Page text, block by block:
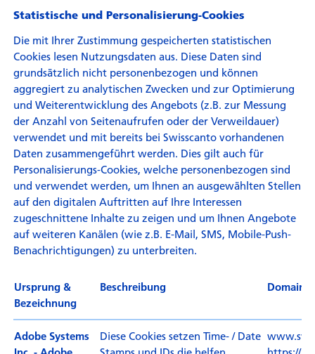
Statistische und Personalisierung-Cookies
Die mit Ihrer Zustimmung gespeicherten statistischen
Cookies lesen Nutzungsdaten aus. Diese Daten sind
grundsätzlich nicht personenbezogen und können
aggregiert zu analytischen Zwecken und zur Optimierung
und Weiterentwicklung des Angebots (z.B. zur Messung
der Anzahl von Seitenaufrufen oder der Verweildauer)
verwendet und mit bereits bei Swisscanto vorhandenen
Daten zusammengeführt werden. Dies gilt auch für
Personalisierungs-Cookies, welche personenbezogen sind
und verwendet werden, um Ihnen an ausgewählten Stellen
auf den digitalen Auftritten auf Ihre Interessen
zugeschnittene Inhalte zu zeigen und um Ihnen Angebote
auf weiteren Kanälen (wie z.B. E-Mail, SMS, Mobile-Push-
Benachrichtigungen) zu unterbreiten.
Ursprung &
Bezeichnung
Beschreibung Domain
Adobe Systems
Diese Cookies setzen Time- / Date